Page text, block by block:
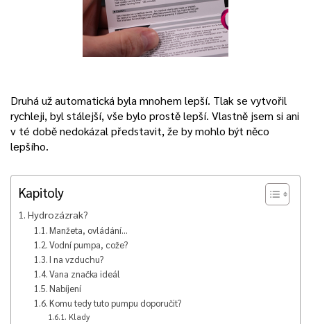
Druhá už automatická byla mnohem lepší. Tlak se vytvořil
rychleji, byl stálejší, vše bylo prostě lepší. Vlastně jsem si ani
v té době nedokázal představit, že by mohlo být něco
lepšího.
Kapitoly
Hydrozázrak?
Manžeta, ovládání…
Vodní pumpa, cože?
I na vzduchu?
Vana značka ideál
Nabíjení
Komu tedy tuto pumpu doporučit?
Klady